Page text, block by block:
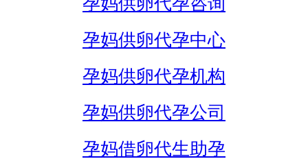
孕妈供卵代孕中心
孕妈供卵代孕机构
孕妈供卵代孕公司
孕妈借卵代生助孕